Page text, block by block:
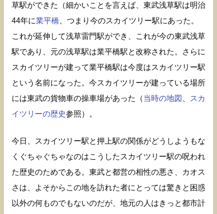
草駅ができた（細かいことを言えば、東武浅草駅は明治
44年に業平橋 、つまり今のスカイツリー駅にあった。
これが延伸して浅草雷門駅ができ、これが今の東武浅草
駅であり、元の浅草駅は業平橋駅と改称された。さらに
スカイツリーが建って業平橋駅は今度はスカイツリー駅
という名前になった。今スカイツリーが建っている場所
には東武の貨物車の操車場があった（当時の地図
スカ
イツリーの歴史参照）。
今日、スカイツリー駅と押上駅の関係がどうしようもな
くぐちゃぐちゃなのはこうしたスカイツリー駅の呪われ
た歴史のためである。東武と都営の相性の悪さ、カオス
さは、よそからこの地を訪れた者にとっては驚きと困惑
以外の何ものでもないのだが、地元の人はきっと都市計